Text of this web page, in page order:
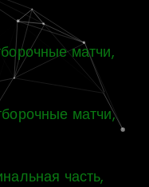
матчи,
матчи,
часть,